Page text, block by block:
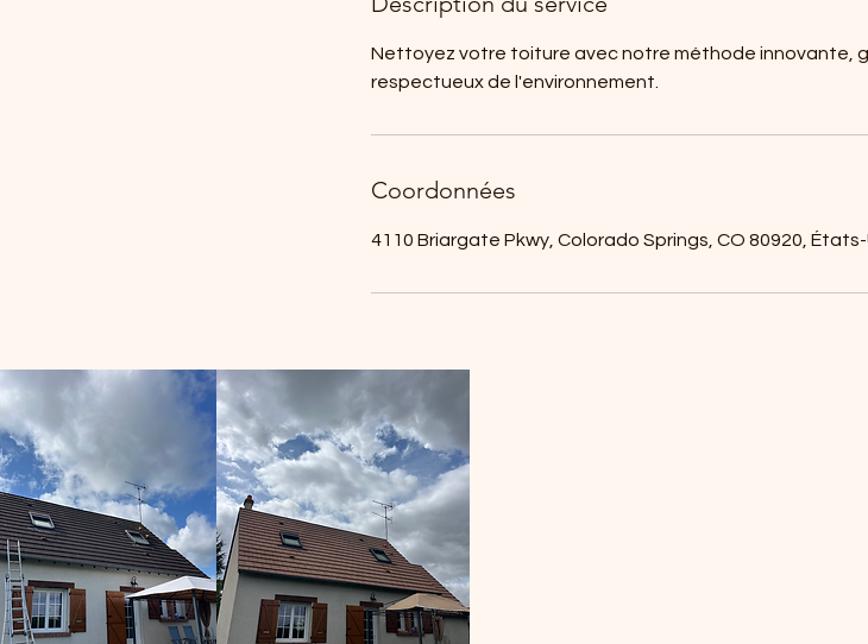
Nettoyez votre toiture avec notre méthode innovante,
respectueux de l'environnement.
Coordonnées
4110 Briargate Pkwy, Colorado Springs, CO 80920, États-